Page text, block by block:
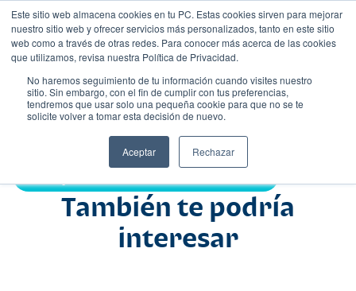
Este sitio web almacena cookies en tu PC. Estas cookies sirven para mejorar
nuestro sitio web y ofrecer servicios más personalizados, tanto en este sitio
web como a través de otras redes. Para conocer más acerca de las cookies
que utilizamos, revisa nuestra Política de Privacidad.
No haremos seguimiento de tu información cuando visites nuestro
sitio. Sin embargo, con el fin de cumplir con tus preferencias,
tendremos que usar solo una pequeña cookie para que no se te
solicite volver a tomar esta decisión de nuevo.
Aceptar Rechazar
Nombre
También te podría
interesar